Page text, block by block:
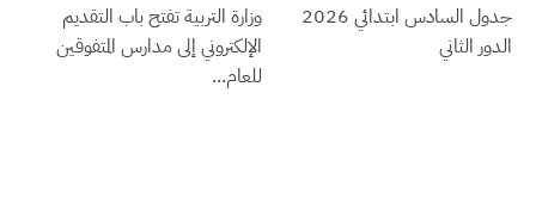
جدول السادس ابتدائي 2026
الدور الثاني
وزارة التربية تفتح باب التقديم
الإلكتروني إلى مدارس المتفوقين
للعام...